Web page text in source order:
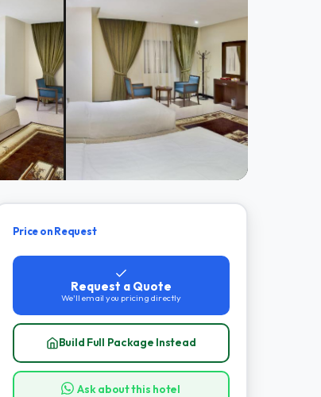
Price on Request
Request a Quote
We'll email you pricing directly
Build Full Package Instead
Ask about this hotel